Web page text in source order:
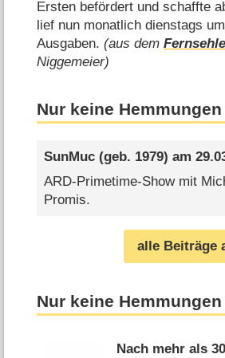
Ersten befördert und schaffte
lief nun monatlich dienstags
Ausgaben.(aus dem
Niggemeier)
Nur keine
SunMuc(geb. 1979) am
ARD-Primetime-Show mit
Promis.
alle Beiträge
Nur keine Hemmungen
Nach mehr als